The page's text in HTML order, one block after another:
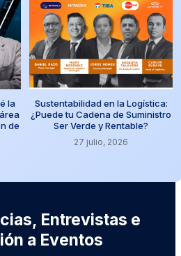
la
de
Sustentabilidad en la Logística:
¿Puede tu Cadena de Suministro
Ser Verde y Rentable?
27 julio, 2026
Entrevistas e
a Eventos